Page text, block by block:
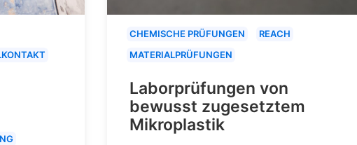
CHEMISCHE PRÜFUNGEN
REACH
MATERIALPRÜFUNGEN
Laborprüfungen von
bewusst zugesetztem
Mikroplastik